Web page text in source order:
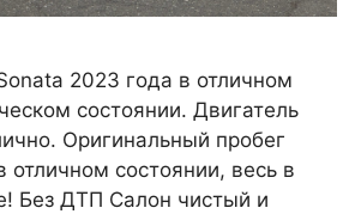
2023 года в отличном
состоянии. Двигатель
Оригинальный пробег
отличном состоянии, весь в
Без ДТП Салон чистый и